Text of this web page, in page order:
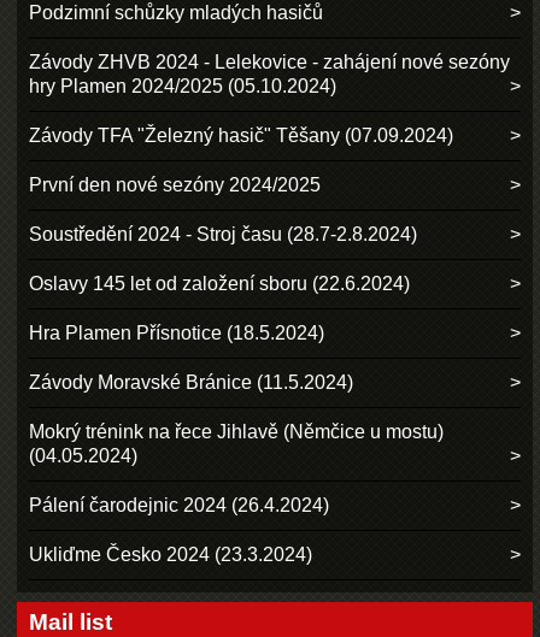
Podzimní schůzky mladých hasičů
Závody ZHVB 2024 - Lelekovice - zahájení nové sezóny
hry Plamen 2024/2025 (05.10.2024)
Závody TFA "Železný hasič" Těšany (07.09.2024)
První den nové sezóny 2024/2025
Soustředění 2024 - Stroj času (28.7-2.8.2024)
Oslavy 145 let od založení sboru (22.6.2024)
Hra Plamen Přísnotice (18.5.2024)
Závody Moravské Bránice (11.5.2024)
Mokrý trénink na řece Jihlavě (Němčice u mostu)
(04.05.2024)
Pálení čarodejnic 2024 (26.4.2024)
Ukliďme Česko 2024 (23.3.2024)
Mail list